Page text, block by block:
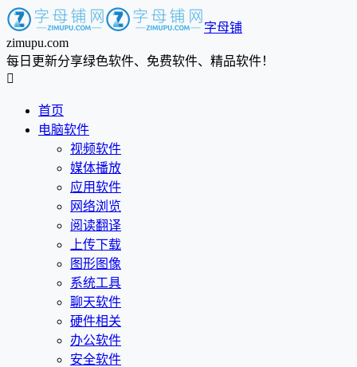
字母铺
zimupu.com
每日更新分享绿色软件、免费软件、精品软件！

首页
电脑软件
视频软件
媒体播放
应用软件
网络浏览
阅读翻译
上传下载
图形图像
系统工具
聊天软件
硬件相关
办公软件
安全软件